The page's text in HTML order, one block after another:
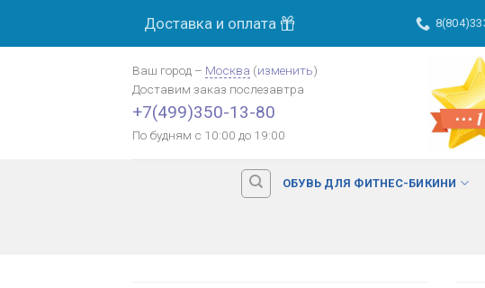
Доставка и оплата
Ваш город – Москва (изменить)
Доставим заказ послезавтра
+7(499)350-13-80
По будням с 10:00 до 19:00
ОБУВЬ ДЛЯ ФИТНЕС-БИКИНИ
МОСКВА
Оплата картой банка